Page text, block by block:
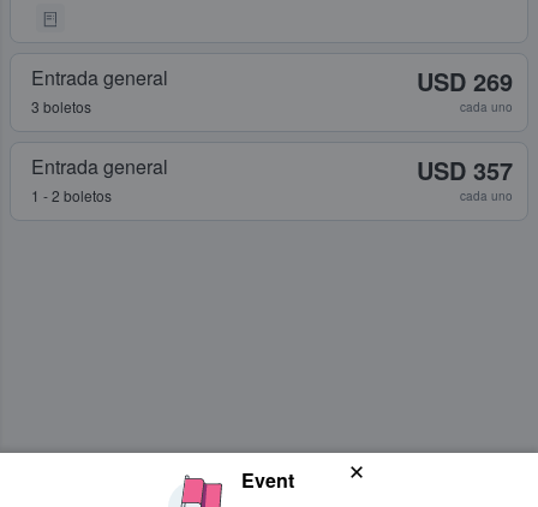
Entrada general
3 boletos
USD 269
cada uno
Entrada general
1 - 2 boletos
USD 357
cada uno
Event